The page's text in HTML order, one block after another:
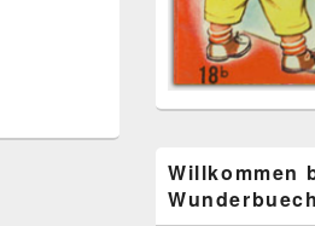
Willkommen